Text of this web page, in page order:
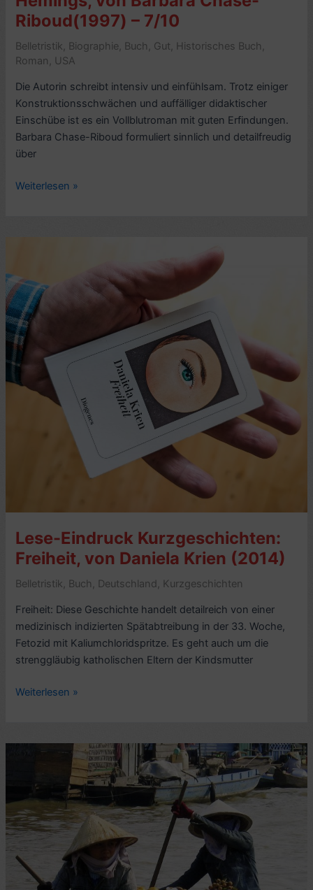
Riboud(1997) – 7/10
Belletristik, Biographie, Buch , Gut, Historisches Buch ,
Roman , USA
Die Autorin schreibt intensiv und einfühlsam. Trotz einiger
Konstruktionsschwächen und auffälliger didaktischer
Einschübe ist es ein Vollblutroman mit guten Erfindungen.
Barbara Chase-Riboud formuliert sinnlich und detailfreudig
über
Romankritik:
Barbara
Chase-
Riboud(1997)
–
7/10
Weiterlesen »
Lese-Eindruck Kurzgeschichten:
Freiheit, von Daniela Krien (2014)
Belletristik Buch Deutschland Kurzgeschichten
Freiheit: Diese Geschichte handelt detailreich von einer
medizinisch indizierten Spätabtreibung in der 33. Woche,
Fetozid mit Kaliumchloridspritze. Es geht auch um die
strenggläubig katholischen Eltern der Kindsmutter
Lese-
Freiheit,
Krien
(2014)
Weiterlesen »